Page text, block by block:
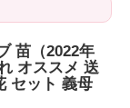
苗（2022年
オススメ 送
セット 義母